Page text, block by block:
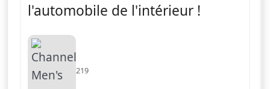
l'automobile de l'intérieur !
219